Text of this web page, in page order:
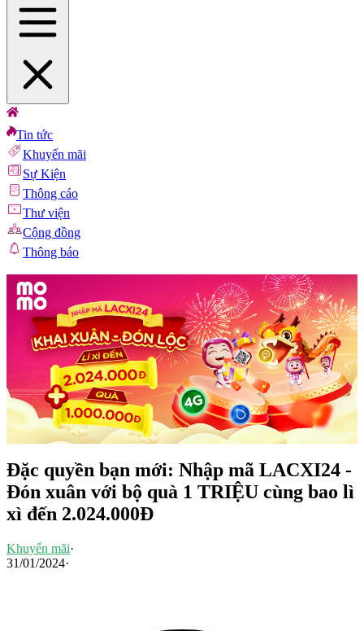
Tin tức
Khuyến mãi
Sự Kiện
Thông cáo
Thư viện
Cộng đồng
Thông báo
Đặc quyền bạn mới: Nhập mã LACXI24 -
Đón xuân với bộ quà 1 TRIỆU cùng bao lì
xì đến 2.024.000Đ
Khuyến mãi·
31/01/2024·